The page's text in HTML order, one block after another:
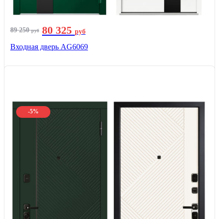
89 250руб 80 325 руб
Входная дверь AG6069
-5%